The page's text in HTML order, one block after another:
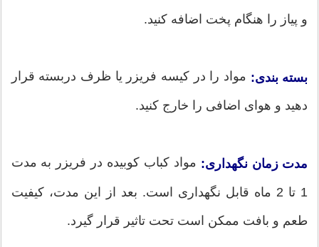
و پیاز را هنگام پخت اضافه کنید.
بسته بندی: مواد را در کیسه فریزر یا ظرف دربسته قرار
دهید و هوای اضافی را خارج کنید.
مدت زمان نگهداری: مواد کباب کوبیده در فریزر به مدت
1 تا 2 ماه قابل نگهداری است. بعد از این مدت، کیفیت
طعم و بافت ممکن است تحت تاثیر قرار گیرد.